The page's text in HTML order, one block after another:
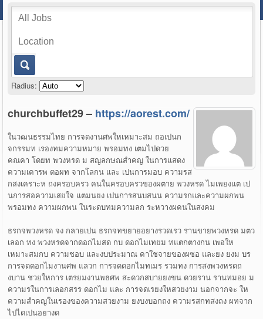
Radius:
churchbuffet29 – https://aorest.com/
ในวฒนธรรมไทย การจดงานศพใหเหมาะสม ถอเปนก
จกรรมท เรองทมความหมาย พรอมทง เตมไปดวย
คณคา โดยท พวงหรด ม สญลกษณสำคญ ในการแสดง
ความเคารพ ตอผท จากโลกน และ เปนการมอบ ความรส
กสงเคราะห ถงครอบครว คนในครอบครวของผตาย พวงหรด ไมเพยงแต เป
นการสอความเสยใจ แตมนยง เปนการสนบสนน ความรกและความผกพน
พรอมทง ความผกพน ในระดบทมความลก ระหวางผคนในสงคม
ธรกจพวงหรด จง กลายเปน ธรกจทขยายอยางรวดเรว รานขายพวงหรด มตว
เลอก ทง พวงหรดจากดอกไมสด กบ ดอกไมเทยม ทแตกตางกน เพอให
เหมาะสมกบ ความชอบ และงบประมาณ คาใชจายของผซอ และยง ยงม บร
การจดดอกไมงานศพ แลวก การจดดอกไมทเมร รวมทง การสงพวงหรดถ
งบาน ชวยใหการ เตรยมงานพธศพ สะดวกสบายยงขน ดวยราน รานทมอย ม
ความรในการเลอกสรร ดอกไม และ การจดเรยงใหสวยงาม นอกจากจะ ให
ความสำคญในเรองของความสวยงาม ยงบงบอกถง ความรสกทสงถง ผทจาก
ไปไดเปนอยางด